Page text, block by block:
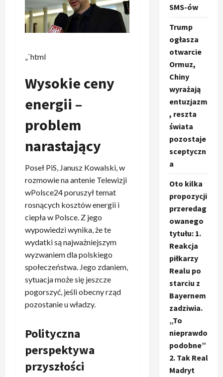
„`html
Wysokie ceny
energii –
problem
narastający
Poseł PiS, Janusz Kowalski, w
rozmowie na antenie Telewizji
wPolsce24 poruszył temat
rosnących kosztów energii i
ciepła w Polsce. Z jego
wypowiedzi wynika, że te
wydatki są najważniejszym
wyzwaniem dla polskiego
społeczeństwa. Jego zdaniem,
sytuacja może się jeszcze
pogorszyć, jeśli obecny rząd
pozostanie u władzy.
Polityczna
perspektywa
przyszłości
SMS-ów
Trump
ogłasza
otwarcie
Ormuz,
Chiny
wyrażają
entuzjazm
, reszta
świata
pozostaje
sceptyczn
a
Oto kilka
propozycji
przeredag
owanego
tytułu: 1.
Reakcja
piłkarzy
Realu po
starciu z
Bayernem
zadziwia.
„To
nieprawdo
podobne”
2. Tak Real
Madryt